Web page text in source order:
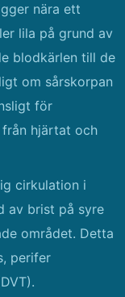
nära ett
lila på grund av
blodkärlen till de
om sårskorpan
för
från hjärtat och
cirkulation i
av brist på syre
området. Detta
perifer